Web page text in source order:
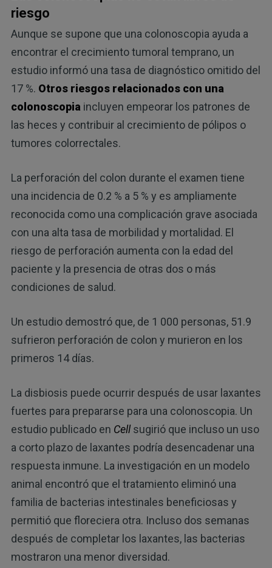
riesgo
Aunque se supone que una colonoscopia ayuda a
encontrar el crecimiento tumoral temprano, un
estudio informó una tasa de diagnóstico omitido del
17 %. Otros riesgos relacionados con una
colonoscopia incluyen empeorar los patrones de
las heces y contribuir al crecimiento de pólipos o
tumores colorrectales.
La perforación del colon durante el examen tiene
una incidencia de 0.2 % a 5 % y es ampliamente
reconocida como una complicación grave asociada
con una alta tasa de morbilidad y mortalidad. El
riesgo de perforación aumenta con la edad del
paciente y la presencia de otras dos o más
condiciones de salud.
Un estudio demostró que, de 1 000 personas, 51.9
sufrieron perforación de colon y murieron en los
primeros 14 días.
La disbiosis puede ocurrir después de usar laxantes
fuertes para prepararse para una colonoscopia. Un
estudio publicado en Cellsugirió que incluso un uso
a corto plazo de laxantes podría desencadenar una
respuesta inmune. La investigación en un modelo
animal encontró que el tratamiento eliminó una
familia de bacterias intestinales beneficiosas y
permitió que floreciera otra. Incluso dos semanas
después de completar los laxantes, las bacterias
mostraron una menor diversidad.